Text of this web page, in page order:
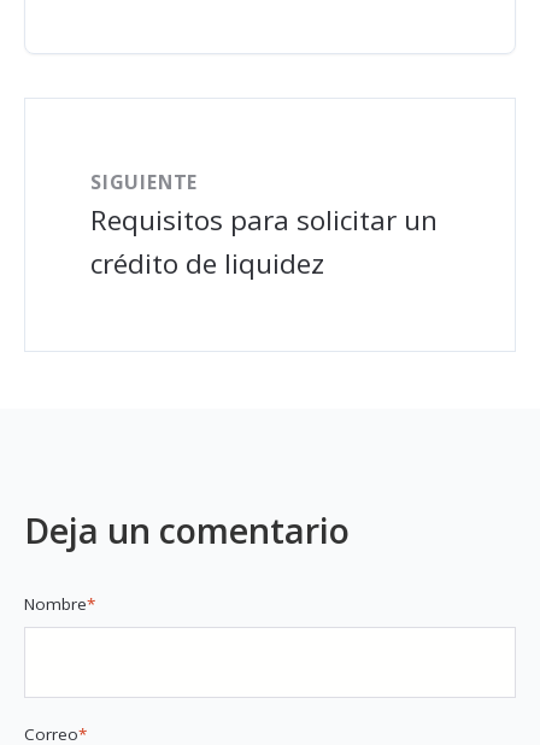
SIGUIENTE
Requisitos para solicitar un
crédito de liquidez
Deja un comentario
Nombre*
Correo*